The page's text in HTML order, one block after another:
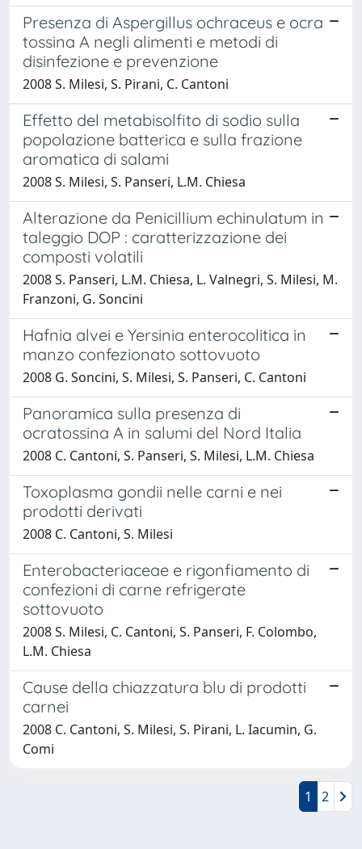
Presenza di Aspergillus ochraceus e ocra
tossina A negli alimenti e metodi di
disinfezione e prevenzione
2008 S. Milesi, S. Pirani, C. Cantoni
Effetto del metabisolfito di sodio sulla
popolazione batterica e sulla frazione
aromatica di salami
2008 S. Milesi, S. Panseri, L.M. Chiesa
Alterazione da Penicillium echinulatum in
taleggio DOP : caratterizzazione dei
composti volatili
2008 S. Panseri, L.M. Chiesa, L. Valnegri, S. Milesi, M.
Franzoni, G. Soncini
Hafnia alvei e Yersinia enterocolitica in
manzo confezionato sottovuoto
2008 G. Soncini, S. Milesi, S. Panseri, C. Cantoni
Panoramica sulla presenza di
ocratossina A in salumi del Nord Italia
2008 C. Cantoni, S. Panseri, S. Milesi, L.M. Chiesa
Toxoplasma gondii nelle carni e nei
prodotti derivati
2008 C. Cantoni, S. Milesi
Enterobacteriaceae e rigonfiamento di
confezioni di carne refrigerate
sottovuoto
2008 S. Milesi, C. Cantoni, S. Panseri, F. Colombo,
L.M. Chiesa
Cause della chiazzatura blu di prodotti
carnei
2008 C. Cantoni, S. Milesi, S. Pirani, L. Iacumin, G.
Comi
1 2